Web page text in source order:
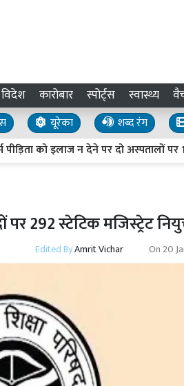
विदेश कारोबार स्पोर्ट्स स्वास्थ्य
यूरेका शब्द रंग
को इलाज न देने पर दो अस्पतालों पर 12
पर 292 स्टेटिक मजिस्ट्रेट
Edited ByAmrit Vichar On 20